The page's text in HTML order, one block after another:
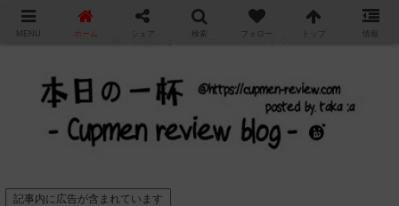
カップ麺の新商品をレビュー / アレンジするブログ
記事内に広告が含まれています
MENU ホーム シェア 検索 フォロー トップ 情報